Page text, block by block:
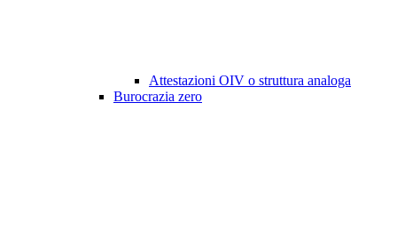
Attestazioni OIV o struttura analoga
Burocrazia zero